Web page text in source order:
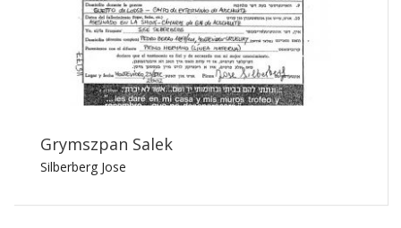
Grymszpan Salek
Silberberg Jose